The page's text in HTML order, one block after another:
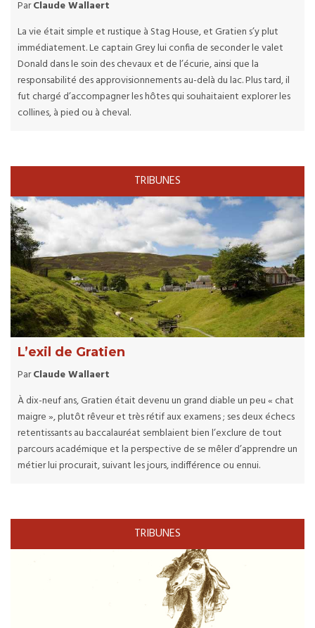
ParClaude Wallaert
La vie était simple et rustique à Stag House, et Gratien s’y plut
immédiatement. Le captain Grey lui confia de seconder le valet
Donald dans le soin des chevaux et de l’écurie, ainsi que la
responsabilité des approvisionnements au-delà du lac. Plus tard, il
fut chargé d’accompagner les hôtes qui souhaitaient explorer les
collines, à pied ou à cheval.
TRIBUNES
L’exil de Gratien
ParClaude Wallaert
À dix-neuf ans, Gratien était devenu un grand diable un peu « chat
maigre », plutôt rêveur et très rétif aux examens ; ses deux échecs
retentissants au baccalauréat semblaient bien l’exclure de tout
parcours académique et la perspective de se mêler d’apprendre un
métier lui procurait, suivant les jours, indifférence ou ennui.
TRIBUNES